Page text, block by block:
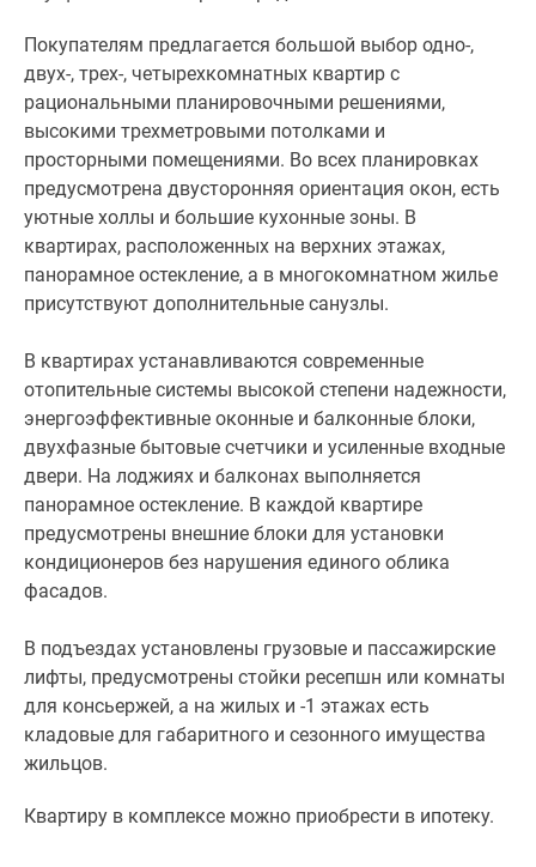
Покупателям предлагается большой выбор одно-,
двух-, трех-, четырехкомнатных квартир с
рациональными планировочными решениями,
высокими трехметровыми потолками и
просторными помещениями. Во всех планировках
предусмотрена двусторонняя ориентация окон, есть
уютные холлы и большие кухонные зоны. В
квартирах, расположенных на верхних этажах,
панорамное остекление, а в многокомнатном жилье
присутствуют дополнительные санузлы.
В квартирах устанавливаются современные
отопительные системы высокой степени надежности,
энергоэффективные оконные и балконные блоки,
двухфазные бытовые счетчики и усиленные входные
двери. На лоджиях и балконах выполняется
панорамное остекление. В каждой квартире
предусмотрены внешние блоки для установки
кондиционеров без нарушения единого облика
фасадов.
В подъездах установлены грузовые и пассажирские
лифты, предусмотрены стойки ресепшн или комнаты
для консьержей, а на жилых и -1 этажах есть
кладовые для габаритного и сезонного имущества
жильцов.
Квартиру в комплексе можно приобрести в ипотеку.